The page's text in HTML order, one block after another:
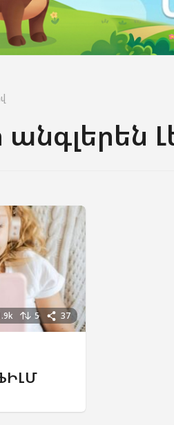
անգլերեն
5 37